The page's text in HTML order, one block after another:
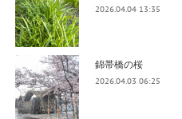
2026.04.04 13:35
錦帯橋の桜
2026.04.03 06:25